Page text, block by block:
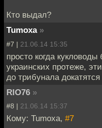
Кто выдал?
Tumoxa »
#7 | 21.06.14 15:35
просто когда
украинских протеже,
до трибунала
RIO76 »
#8 | 21.06.14 15:37
Кому: Tumoxa, #7